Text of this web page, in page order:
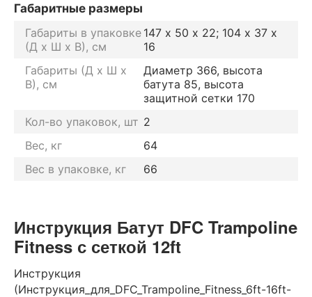
Габаритные размеры
Габариты в упаковке
(Д х Ш х В), см
147 х 50 х 22; 104 х 37 х
16
Габариты (Д х Ш х
В), см
Диаметр 366, высота
батута 85, высота
защитной сетки 170
Кол-во упаковок, шт 2
Вес, кг
64
Вес в упаковке, кг
66
Инструкция Батут DFC Trampoline
Fitness с сеткой 12ft
Инструкция
(Инструкция_для_DFC_Trampoline_Fitness_6ft-16ft-